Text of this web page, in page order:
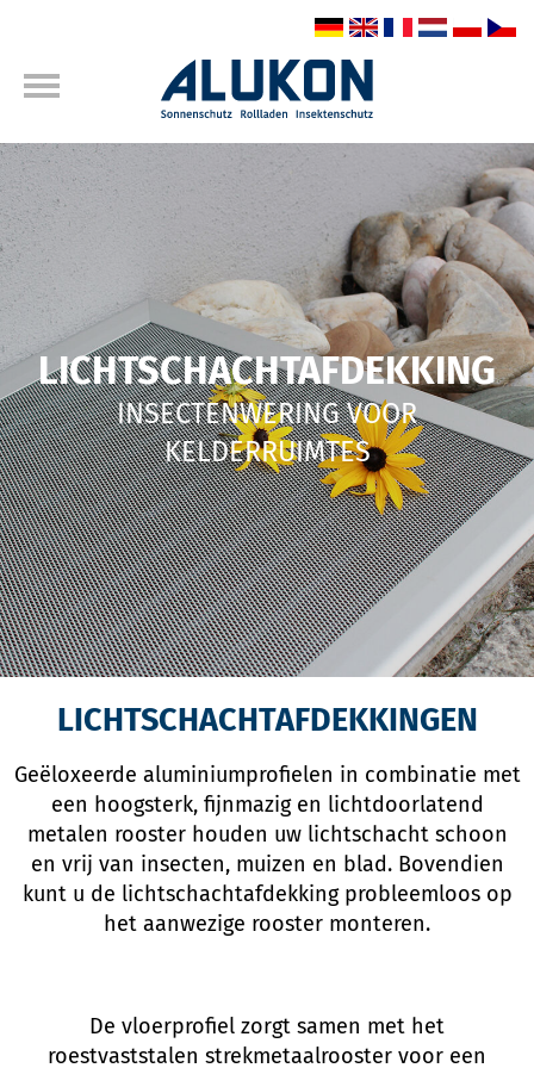
LICHTSCHACHTAFDEKKING
INSECTENWERING VOOR
KELDERRUIMTES
LICHTSCHACHTAFDEKKINGEN
Geëloxeerde aluminiumprofielen in combinatie met
een hoogsterk, fijnmazig en lichtdoorlatend
metalen rooster houden uw lichtschacht schoon
en vrij van insecten, muizen en blad. Bovendien
kunt u de lichtschachtafdekking probleemloos op
het aanwezige rooster monteren.
De vloerprofiel zorgt samen met het
roestvaststalen strekmetaalrooster voor een